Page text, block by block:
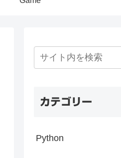
カテゴリー
Python